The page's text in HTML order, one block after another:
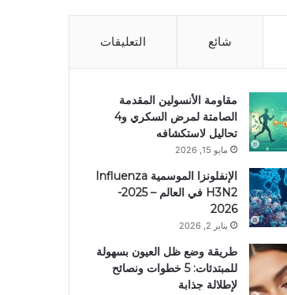
شائع التعليقات
مقاومة الأنسولين المقدمة
الصامتة لمرض السكري و4
تحاليل لاستكشافه
مايو 15, 2026
الإنفلونزا الموسمية Influenza
H3N2 في العالم – 2025-
2026
يناير 2, 2026
طريقة وضع ظل العيون بسهولة
للمبتدئات: 5 خطوات ونصائح
لإطلالة جذابة